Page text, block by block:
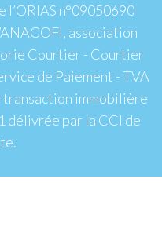
l’ORIAS n°09050690
association
Courtier - Courtier
de Paiement - TVA
immobilière
délivrée par la CCI de